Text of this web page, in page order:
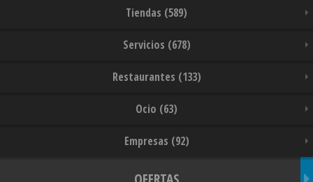
Tiendas (589)
Servicios (678)
Restaurantes (133)
Ocio (63)
Empresas (92)